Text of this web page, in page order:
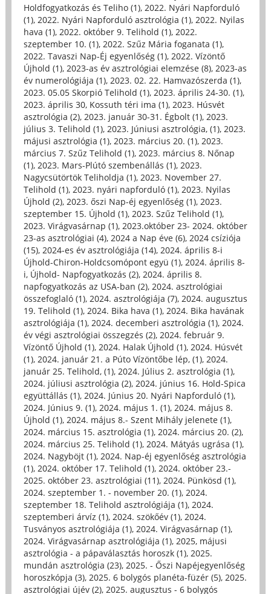
Holdfogyatkozás és Teliho (1), 2022. Nyári Napforduló
(1), 2022. Nyári Napforduló asztrológia (1), 2022. Nyilas
hava (1), 2022. október 9. Telihold (1), 2022.
szeptember 10. (1), 2022. Szűz Mária foganata (1),
2022. Tavaszi Nap-Éj egyenlőség (1), 2022. Vízöntő
Újhold (1), 2023-as év asztrológiai elemzése (8), 2023-as
év numerológiája (1), 2023. 02. 22. Hamvazószerda (1),
2023. 05.05 Skorpió Telihold (1), 2023. április 24-30. (1),
2023. április 30, Kossuth téri ima (1), 2023. Húsvét
asztrológia (2), 2023. január 30-31. Égbolt (1), 2023.
július 3. Telihold (1), 2023. Júniusi asztrológia, (1), 2023.
májusi asztrológia (1), 2023. március 20. (1), 2023.
március 7. Szűz Telihold (1), 2023. március 8. Nőnap
(1), 2023. Mars-Plútó szembenállás (1), 2023.
Nagycsütörtök Teliholdja (1), 2023. November 27.
Telihold (1), 2023. nyári napforduló (1), 2023. Nyilas
Újhold (2), 2023. őszi Nap-éj egyenlőség (1), 2023.
szeptember 15. Újhold (1), 2023. Szűz Telihold (1),
2023. Virágvasárnap (1), 2023.október 23- 2024. október
23-as asztrológiai (4), 2024 a Nap éve (6), 2024 csíziója
(15), 2024-es év asztrológiája (14), 2024. április 8-i
Újhold-Chiron-Holdcsomópont együ (1), 2024. április 8-
i, Újhold- Napfogyatkozás (2), 2024. április 8.
napfogyatkozás az USA-ban (2), 2024. asztrológiai
összefoglaló (1), 2024. asztrológiája (7), 2024. augusztus
19. Telihold (1), 2024. Bika hava (1), 2024. Bika havának
asztrológiája (1), 2024. decemberi asztrológia (1), 2024.
év végi asztrológiai összegzés (2), 2024. február 9.
Vízöntő Újhold (1), 2024. Halak Újhold (1), 2024. Húsvét
(1), 2024. január 21. a Púto Vízöntőbe lép, (1), 2024.
január 25. Telihold, (1), 2024. Július 2. asztrológia (1),
2024. júliusi asztrológia (2), 2024. június 16. Hold-Spica
együttállás (1), 2024. Június 20. Nyári Napforduló (1),
2024. Június 9. (1), 2024. május 1. (1), 2024. május 8.
Újhold (1), 2024. május 8.- Szent Mihály jelenete (1),
2024. március 15. asztrológia (1), 2024. március 20. (2),
2024. március 25. Telihold (1), 2024. Mátyás ugrása (1),
2024. Nagyböjt (1), 2024. Nap-éj egyenlőség asztrológia
(1), 2024. október 17. Telihold (1), 2024. október 23.-
2025. október 23. asztrológiai (11), 2024. Pünkösd (1),
2024. szeptember 1. - november 20. (1), 2024.
szeptember 18. Telihold asztrológiája (1), 2024.
szeptemberi árvíz (1), 2024. szökőév (1), 2024.
Tusványos asztrológiája (1), 2024. Virágvasárnap (1),
2024. Virágvasárnap asztrológiája (1), 2025, májusi
asztrológia - a pápaválasztás horoszk (1), 2025.
mundán asztrológia (23), 2025. - Őszi Napéjegyenlőség
horoszkópja (3), 2025. 6 bolygós planéta-füzér (5), 2025.
asztrológiai újév (2), 2025. augusztus - 6 bolygós